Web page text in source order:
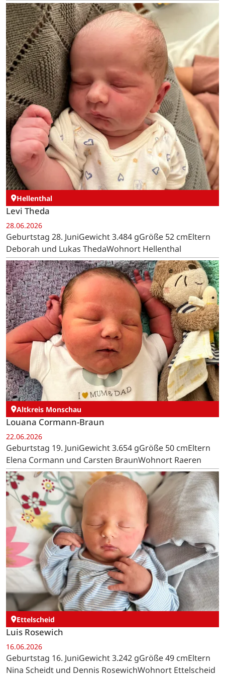
Hellenthal
Levi Theda
28.06.2026
Geburtstag 28. JuniGewicht 3.484 gGröße 52 cmEltern
Deborah und Lukas ThedaWohnort Hellenthal
Altkreis Monschau
Louana Cormann-Braun
22.06.2026
Geburtstag 19. JuniGewicht 3.654 gGröße 50 cmEltern
Elena Cormann und Carsten BraunWohnort Raeren
Ettelscheid
Luis Rosewich
16.06.2026
Geburtstag 16. JuniGewicht 3.242 gGröße 49 cmEltern
Nina Scheidt und Dennis RosewichWohnort Ettelscheid